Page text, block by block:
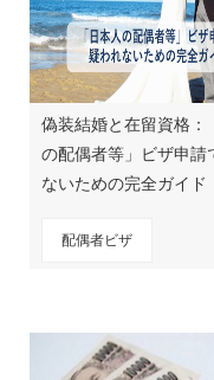
偽装結婚と在留資格：
の配偶者等」ビザ申請
ないための完全ガイド
配偶者ビザ